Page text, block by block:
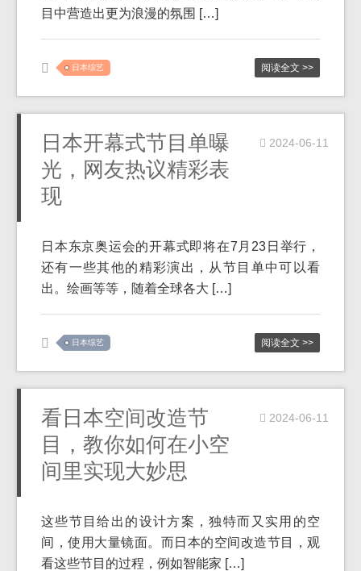
目中营造出更为浪漫的氛围 […]
日本综艺 阅读全文 >>
日本开幕式节目单曝
光，网友热议精彩表
现
2024-06-11
日本东京奥运会的开幕式即将在7月23日举行，
还有一些其他的精彩演出，从节目单中可以看
出。绘画等等，随着全球各大 […]
日本综艺 阅读全文 >>
看日本空间改造节
目，教你如何在小空
间里实现大妙思
2024-06-11
这些节目给出的设计方案，独特而又实用的空
间，使用大量镜面。而日本的空间改造节目，观
看这些节目的过程，例如智能家 […]